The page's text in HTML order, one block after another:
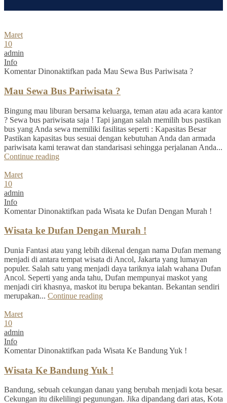
Maret
10
admin
Info
Komentar Dinonaktifkan pada Mau Sewa Bus Pariwisata ?
Mau Sewa Bus Pariwisata ?
Bingung mau liburan bersama keluarga, teman atau ada acara kantor
? Sewa bus pariwisata saja ! Tapi jangan salah memilih bus pastikan
bus yang Anda sewa memiliki fasilitas seperti : Kapasitas Besar
Pastikan kapasitas bus sesuai dengan kebutuhan Anda dan armada
pariwisata kami terawat dan standarisasi sehingga perjalanan Anda...
Continue reading
Maret
10
admin
Info
Komentar Dinonaktifkan pada Wisata ke Dufan Dengan Murah !
Wisata ke Dufan Dengan Murah !
Dunia Fantasi atau yang lebih dikenal dengan nama Dufan memang
menjadi di antara tempat wisata di Ancol, Jakarta yang lumayan
populer. Salah satu yang menjadi daya tariknya ialah wahana Dufan
Ancol. Seperti yang anda tahu, Dufan mempunyai maskot yang
menjadi ciri khasnya, maskot itu berupa bekantan. Bekantan sendiri
merupakan... Continue reading
Maret
10
admin
Info
Komentar Dinonaktifkan pada Wisata Ke Bandung Yuk !
Wisata Ke Bandung Yuk !
Bandung, sebuah cekungan danau yang berubah menjadi kota besar.
Cekungan itu dikelilingi pegunungan. Jika dipandang dari atas, Kota